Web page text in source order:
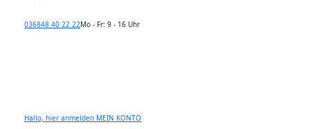
036848 40 22 22Mo - Fr: 9 - 16 Uhr
Hallo, hier anmelden MEIN KONTO